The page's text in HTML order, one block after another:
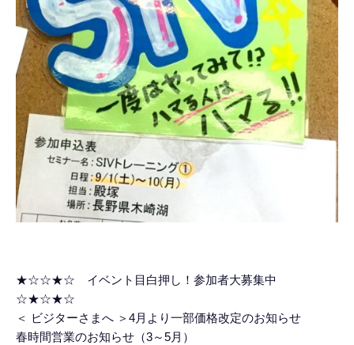
★☆☆★☆ イベント目白押し！参加者大募集中
☆★☆★☆
＜ ビジターさまへ ＞4月より一部価格改定のお知らせ
春時間営業のお知らせ（3～5月）